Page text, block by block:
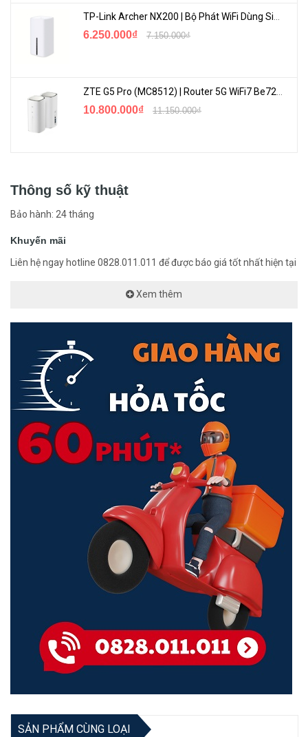
Kích thước 2U, 439.9 mm × 457.9 mm x 89.0 mm, trọng lượng
không ổ cứng 6.4kg
<Hotline: 0828.011.011 - (028)7300.2021 - VoHoang.vn>
Tư vấn cách chọn loại camera và dịch vụ lắp đặt camera tận nơi:
6.250.000₫ 7.150.000₫
10.800.000₫ 11.150.000₫
Thông số kỹ thuật
Bảo hành: 24 tháng
Khuyến mãi
Liên hệ ngay hotline 0828.011.011 để được báo giá tốt nhất hiện tại
Xem thêm
SẢN PHẨM CÙNG LOẠI